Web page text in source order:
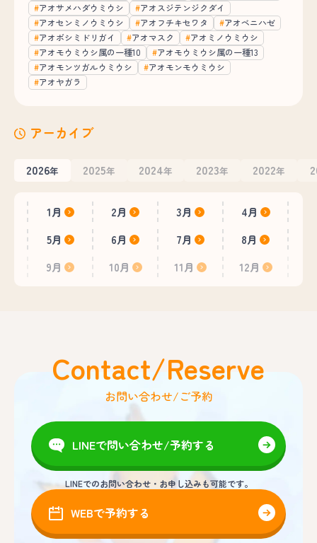
アオサメハダウミウシ
アオスジテンジクダイ
アオセンミノウミウシ
アオフチキセワタ
アオベニハゼ
アオボシミドリガイ
アオマスク
アオミノウミウシ
アオモウミウシ属の一種10
アオモウミウシ属の一種13
アオモンツガルウミウシ
アオモンモウミウシ
アオヤガラ
アーカイブ
2026年 2025年 2024年 2023年 2022年
1月 2月 3月
4月
5月
6月 7月
8月
9月
10月 11月 12月
Contact/Reserve
お問い合わせ/ご予約
LINEで問い合わせ/予約する
LINEでのお問い合わせ・お申し込みも可能です。
WEBで予約する